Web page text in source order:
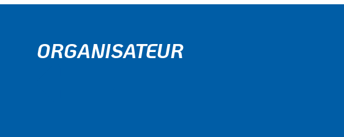
ORGANISATEUR